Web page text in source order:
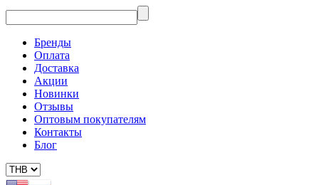
Бренды
Оплата
Доставка
Акции
Новинки
Отзывы
Оптовым покупателям
Контакты
Блог